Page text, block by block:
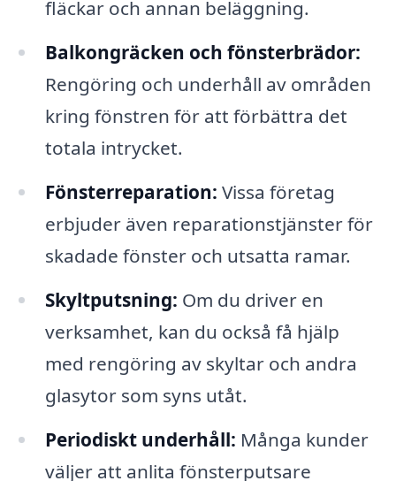
fläckar och annan beläggning.
Balkongräcken och fönsterbrädor:
Rengöring och underhåll av områden
kring fönstren för att förbättra det
totala intrycket.
Fönsterreparation: Vissa företag
erbjuder även reparationstjänster för
skadade fönster och utsatta ramar.
Skyltputsning: Om du driver en
verksamhet, kan du också få hjälp
med rengöring av skyltar och andra
glasytor som syns utåt.
Periodiskt underhåll: Många kunder
väljer att anlita fönsterputsare